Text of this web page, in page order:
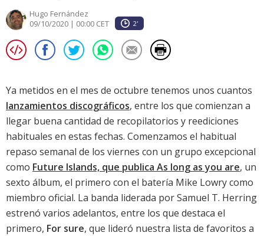
Hugo Fernández
09/10/2020 | 00:00 CET
2'
Ya metidos en el mes de octubre tenemos unos cuantos
lanzamientos discográficos, entre los que comienzan a
llegar buena cantidad de recopilatorios y reediciones
habituales en estas fechas. Comenzamos el habitual
repaso semanal de los viernes con un grupo excepcional
como Future Islands, que publica As long as you are, un
sexto álbum, el primero con el batería Mike Lowry como
miembro oficial. La banda liderada por Samuel T. Herring
estrenó varios adelantos, entre los que destaca el
primero, For sure, que lideró nuestra lista de favoritos a